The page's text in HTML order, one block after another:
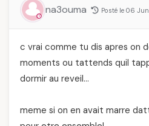
na3ouma Posté le 06 Jun
c vrai comme tu dis apres on
moments ou tattends quil
dormir au reveil…
meme si on en avait marre